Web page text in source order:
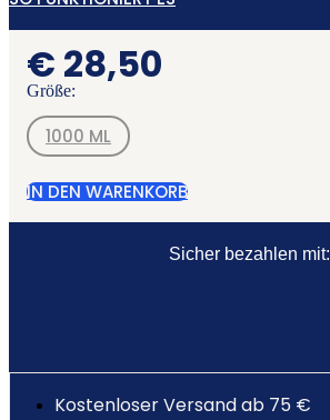
€ 28,50
Größe:
1000 ML
IN DEN WARENKORB
Sicher bezahlen mit:
Kostenloser Versand ab 75 €